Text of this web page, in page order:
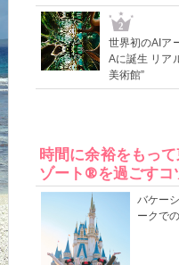
2
世界初のAIア
Aに誕生 リア
美術館”
時間に余裕をもっ
ゾート®を過ごすコ
バケー
ークで